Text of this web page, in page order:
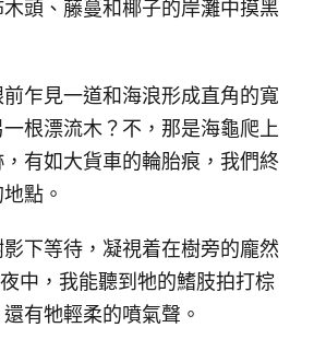
頭、藤蔓和椰子的岸灘中摸黑
乍見一道和海浪形成直角的寬
根漂流木？不，那是海龜爬上
有如大貨車的輪胎痕，我們終
點。
下等待，凝視着在樹旁的龐然
中，我能聽到牠的鰭肢拍打棕
有牠輕柔的噴氣聲。